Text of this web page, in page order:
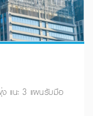
แนะ 3 แผนรับมือ